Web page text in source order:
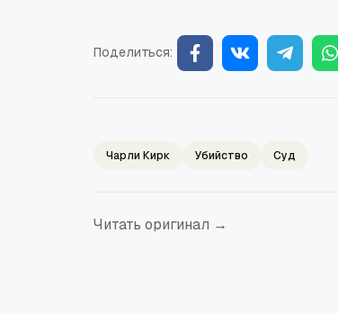
Поделиться:
Чарли Кирк Убийство Суд
Читать оригинал →